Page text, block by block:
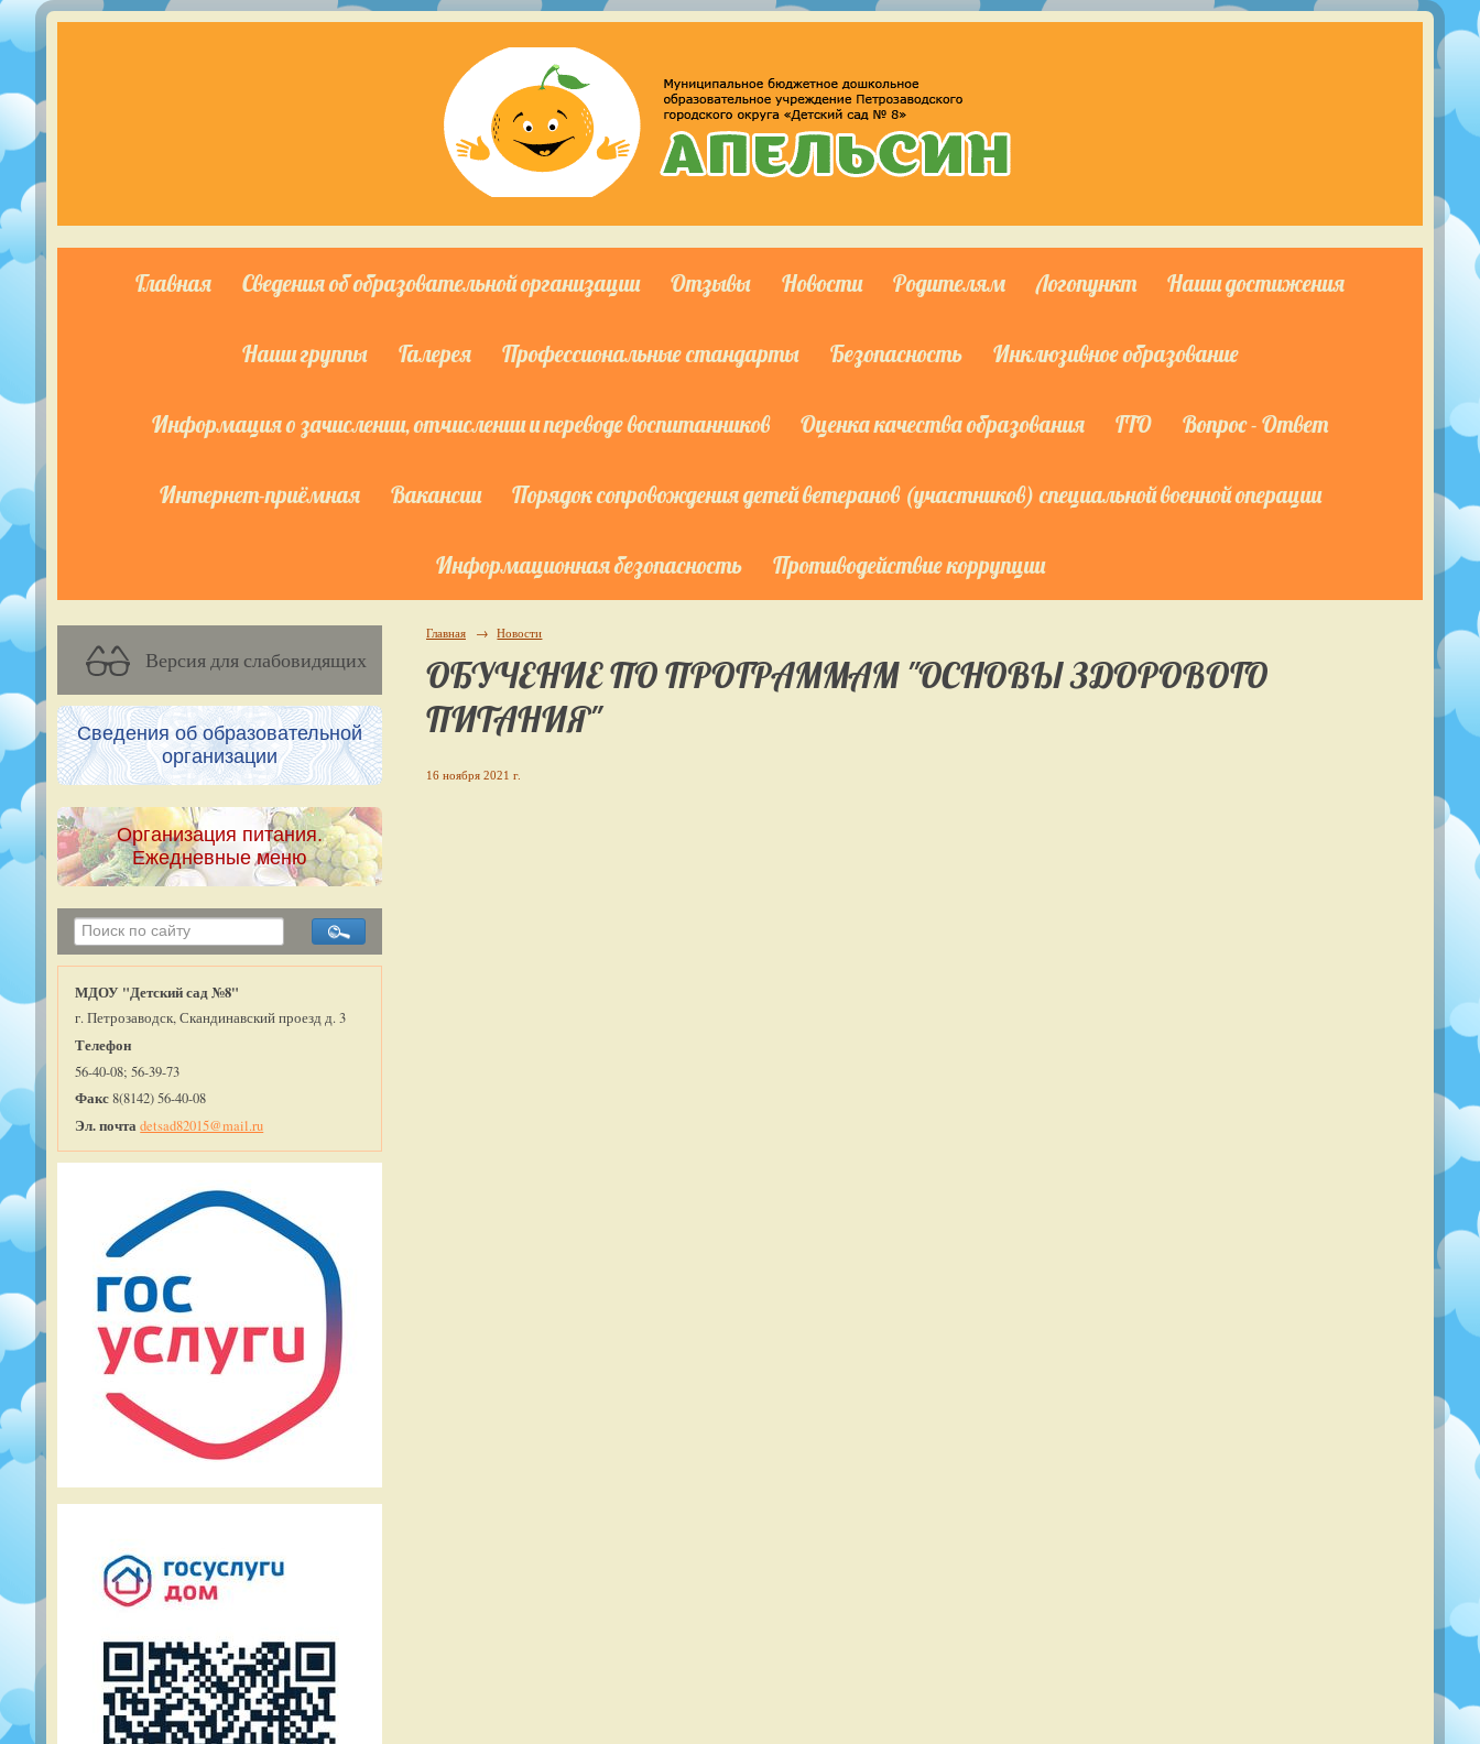
Главная Сведения об образовательной организации Отзывы Новости Родителям Логопункт Наши достижения
Наши группы Галерея Профессиональные стандарты Безопасность Инклюзивное образование
Информация о зачислении, отчислении и переводе воспитанников Оценка качества образования ГТО Вопрос - Ответ
Интернет-приёмная Вакансии Порядок сопровождения детей ветеранов (участников) специальной военной операции
Информационная безопасность Противодействие коррупции
Версия для слабовидящих
Сведения об образовательной
организации
Организация питания.
Ежедневные меню
МДОУ "Детский сад №8"
г. Петрозаводск, Скандинавский проезд д. 3
Телефон
56-40-08; 56-39-73
Факс8(8142) 56-40-08
Эл. почта detsad82015@mail.ru
Главная → Новости
ОБУЧЕНИЕ ПО ПРОГРАММАМ "ОСНОВЫ ЗДОРОВОГО
ПИТАНИЯ"
16 ноября 2021 г.